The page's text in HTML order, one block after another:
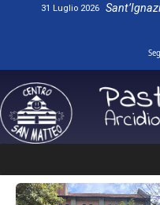
31 Luglio 2026